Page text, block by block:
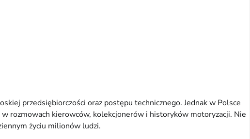
przedsiębiorczości oraz postępu technicznego. Jednak w Polsce
rozmowach kierowców, kolekcjonerów i historyków motoryzacji. Nie
życiu milionów ludzi.